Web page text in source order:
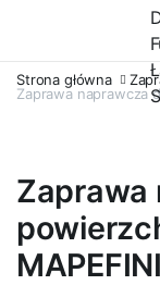
Strona główna
Zaprawa naprawcza
Zaprawa